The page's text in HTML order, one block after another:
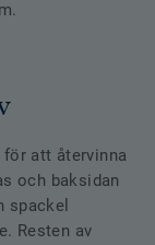
att återvinna
och baksidan
spackel
Resten av